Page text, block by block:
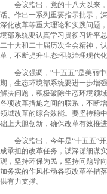
会议指出，党的十八大以来，
话、作出一系列重要指示批示，
深化改革等重大理论和实践问题
境部系统要认真学习贯彻习近平
二十大和二十届历次全会精神，
革，不断提升生态环境治理现代
会议强调，“十五五”是美丽中
期，生态环境部系统要进一步增
解决问题，积极破除生态环境领
各项改革措施之间的联系，不断
领域改革的综合效能。要坚持稳
础上大胆创新，确保改革有效推
会议指出，今年是“十五五”开
成承担的改革任务，谋深谋细谋
观，坚持环保为民，坚持问题导
加务实的作风推动各项改革举措
供有力支撑。